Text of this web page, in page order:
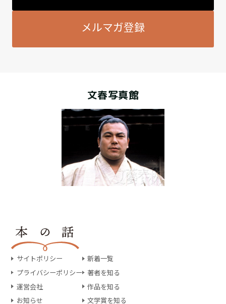
メルマガ登録
文春写真館
サイトポリシー
プライバシーポリシー
運営会社
お知らせ
新着一覧
著者を知る
作品を知る
文学賞を知る